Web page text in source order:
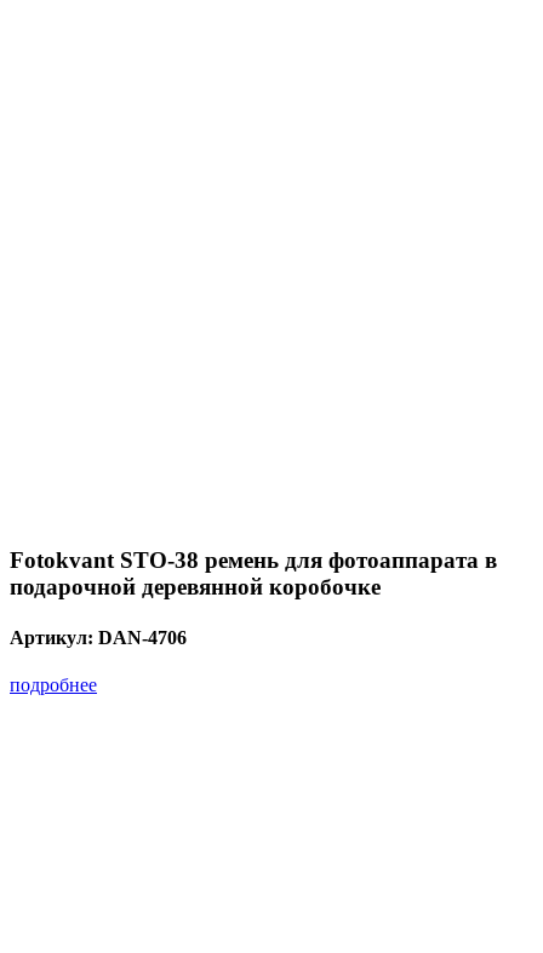
Fotokvant STO-38 ремень для фотоаппарата в
подарочной деревянной коробочке
Артикул: DAN-4706
подробнее